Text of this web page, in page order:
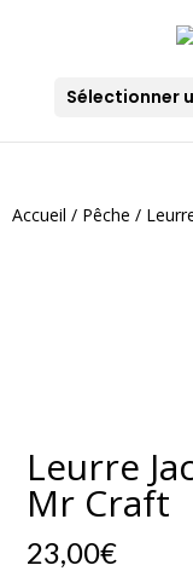
Sélectionner
Accueil / Pêche /
Leurre
Mr Craft
23,00€